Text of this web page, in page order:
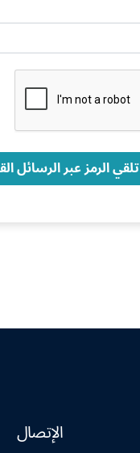
تلقي الرمز عبر الرسائل
الإتصال